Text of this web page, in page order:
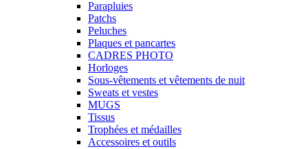
Parapluies
Patchs
Peluches
Plaques et pancartes
CADRES PHOTO
Horloges
Sous-vêtements et vêtements de nuit
Sweats et vestes
MUGS
Tissus
Trophées et médailles
Accessoires et outils